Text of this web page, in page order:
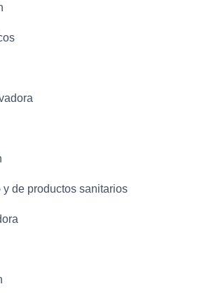
y de productos sanitarios